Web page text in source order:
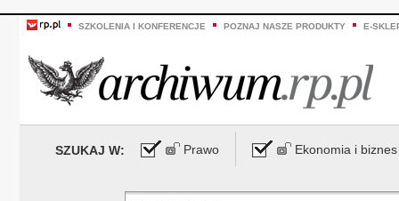
SZKOLENIA I KONFERENCJE POZNAJ NASZE PRODUKTY E-
SZUKAJ W: Prawo Ekonomia i biznes